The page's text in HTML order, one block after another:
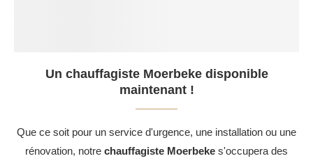
Un chauffagiste Moerbeke disponible
maintenant !
Que ce soit pour un service d'urgence, une installation ou une
rénovation, notre chauffagiste Moerbeke s'occupera des